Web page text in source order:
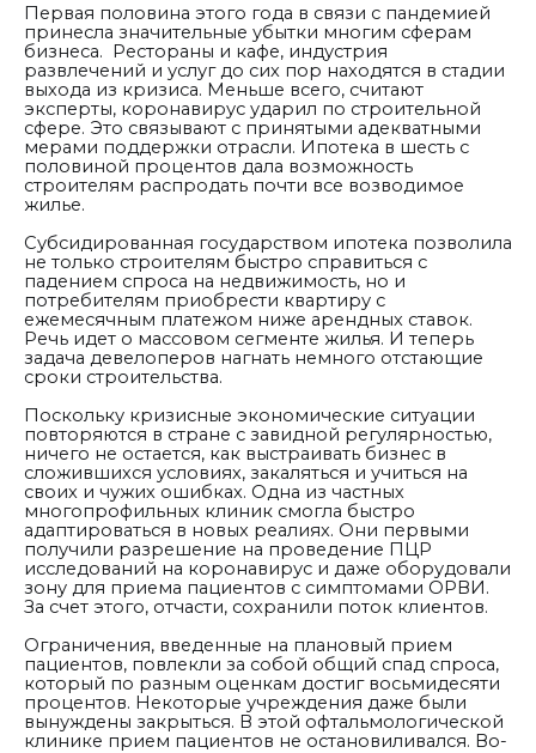
Первая половина этого года в связи с пандемией
принесла значительные убытки многим сферам
бизнеса. Рестораны и кафе, индустрия
развлечений и услуг до сих пор находятся в стадии
выхода из кризиса. Меньше всего, считают
эксперты, коронавирус ударил по строительной
сфере. Это связывают с принятыми адекватными
мерами поддержки отрасли. Ипотека в шесть с
половиной процентов дала возможность
строителям распродать почти все возводимое
жилье.
Субсидированная государством ипотека позволила
не только строителям быстро справиться с
падением спроса на недвижимость, но и
потребителям приобрести квартиру с
ежемесячным платежом ниже арендных ставок.
Речь идет о массовом сегменте жилья. И теперь
задача девелоперов нагнать немного отстающие
сроки строительства.
Поскольку кризисные экономические ситуации
повторяются в стране с завидной регулярностью,
ничего не остается, как выстраивать бизнес в
сложившихся условиях, закаляться и учиться на
своих и чужих ошибках. Одна из частных
многопрофильных клиник смогла быстро
адаптироваться в новых реалиях. Они первыми
получили разрешение на проведение ПЦР
исследований на коронавирус и даже оборудовали
зону для приема пациентов с симптомами ОРВИ.
За счет этого, отчасти, сохранили поток клиентов.
Ограничения, введенные на плановый прием
пациентов, повлекли за собой общий спад спроса,
который по разным оценкам достиг восьмидесяти
процентов. Некоторые учреждения даже были
вынуждены закрыться. В этой офтальмологической
клинике прием пациентов не остановиливался. Во-